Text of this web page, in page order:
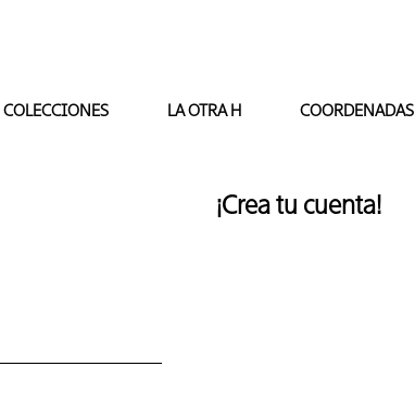
COLECCIONES LA OTRA H COORDENADAS
¡Crea tu cuenta!